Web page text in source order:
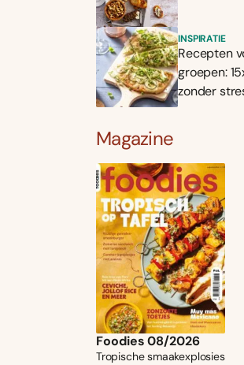
INSPIRATIE
Recepten
groepen:
zonder
Magazine
Foodies 08/2026
Tropische smaakexplosies